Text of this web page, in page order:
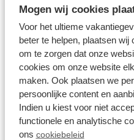
Mogen wij cookies
Voor het ultieme
beter te helpen, plaatsen
om te zorgen dat onze
cookies om onze website
maken. Ook plaatsen we
persoonlijke content en
Indien u kiest voor niet
functionele en analytische
ons cookiebeleid
dat u de favoriete
zodat het hele gezin
van het weekend weg
Tip 4 - Creëer
voor uw hond